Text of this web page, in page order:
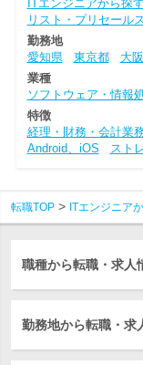
ITエンジニアから探す
リスト・プリセール
勤務地
愛知県
東京都 大
業種
ソフトウェア・情報
特徴
経理・財務・会計業
Android、iOS
スト
転職TOP ITエンジニア
職種から転職・求人
勤務地から転職・求